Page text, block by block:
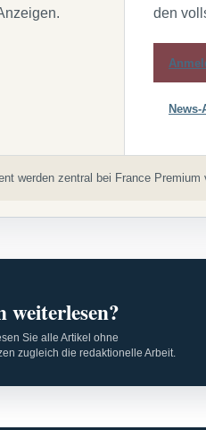
den
werden zentral bei France Premium
weiterlesen?
Sie alle Artikel ohne
zugleich die redaktionelle Arbeit.